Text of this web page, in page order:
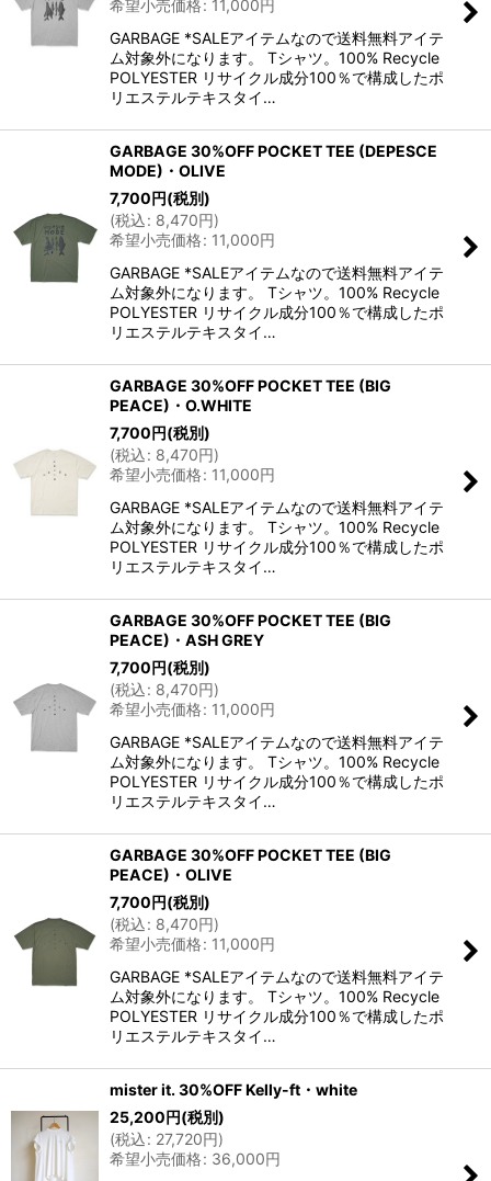
希望小売価格: 11,000円
GARBAGE *SALEアイテムなので送料無料アイテ
ム対象外になります。 Tシャツ。100% Recycle
POLYESTER リサイクル成分100％で構成したポ
リエステルテキスタイ…
GARBAGE 30%OFF POCKET TEE (DEPESCE
MODE)・OLIVE
7,700円(税別)
(税込: 8,470円)
希望小売価格: 11,000円
GARBAGE *SALEアイテムなので送料無料アイテ
ム対象外になります。 Tシャツ。100% Recycle
POLYESTER リサイクル成分100％で構成したポ
リエステルテキスタイ…
GARBAGE 30%OFF POCKET TEE (BIG
PEACE)・O.WHITE
7,700円(税別)
(税込: 8,470円)
希望小売価格: 11,000円
GARBAGE *SALEアイテムなので送料無料アイテ
ム対象外になります。 Tシャツ。100% Recycle
POLYESTER リサイクル成分100％で構成したポ
リエステルテキスタイ…
GARBAGE 30%OFF POCKET TEE (BIG
PEACE)・ASH GREY
7,700円(税別)
(税込: 8,470円)
希望小売価格: 11,000円
GARBAGE *SALEアイテムなので送料無料アイテ
ム対象外になります。 Tシャツ。100% Recycle
POLYESTER リサイクル成分100％で構成したポ
リエステルテキスタイ…
GARBAGE 30%OFF POCKET TEE (BIG
PEACE)・OLIVE
7,700円(税別)
(税込: 8,470円)
希望小売価格: 11,000円
GARBAGE *SALEアイテムなので送料無料アイテ
ム対象外になります。 Tシャツ。100% Recycle
POLYESTER リサイクル成分100％で構成したポ
リエステルテキスタイ…
mister it. 30%OFF Kelly-ft・white
25,200円(税別)
(税込: 27,720円)
希望小売価格: 36,000円